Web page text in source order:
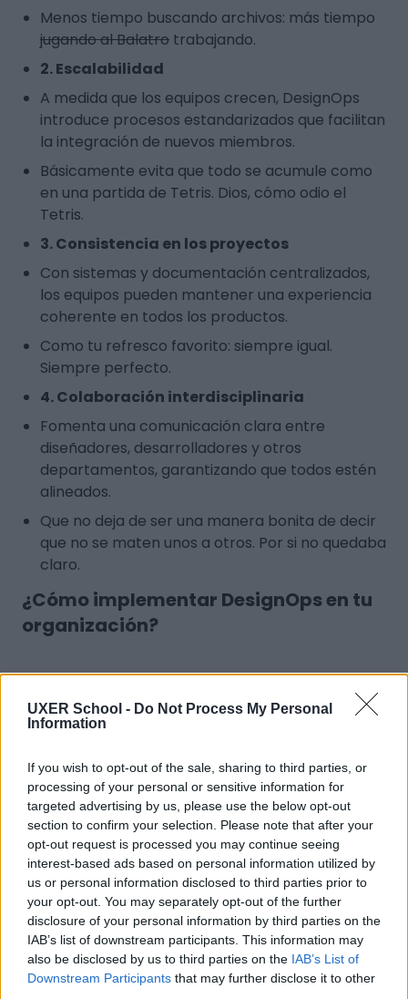
UXER School - Do Not Process My Personal
Information
If you wish to opt-out of the sale, sharing to third parties, or
processing of your personal or sensitive information for
targeted advertising by us, please use the below opt-out
section to confirm your selection. Please note that after your
opt-out request is processed you may continue seeing
interest-based ads based on personal information utilized by
us or personal information disclosed to third parties prior to
your opt-out. You may separately opt-out of the further
disclosure of your personal information by third parties on the
IAB’s list of downstream participants. This information may
also be disclosed by us to third parties on the IAB’s List of
Downstream Participants that may further disclose it to other
Menos tiempo buscando archivos: más tiempo
jugando al Balatro trabajando.
2. Escalabilidad
A medida que los equipos crecen, DesignOps
introduce procesos estandarizados que facilitan
la integración de nuevos miembros.
Básicamente evita que todo se acumule como
en una partida de Tetris. Dios, cómo odio el
Tetris.
3. Consistencia en los proyectos
Con sistemas y documentación centralizados,
los equipos pueden mantener una experiencia
coherente en todos los productos.
Como tu refresco favorito: siempre igual.
Siempre perfecto.
4. Colaboración interdisciplinaria
Fomenta una comunicación clara entre
diseñadores, desarrolladores y otros
departamentos, garantizando que todos estén
alineados.
Que no deja de ser una manera bonita de decir
que no se maten unos a otros. Por si no quedaba
claro.
¿Cómo implementar DesignOps en tu
organización?
Paso 1: Diagnóstico inicial
Identifica los problemas actuales en tus
procesos de diseño: ¿Hay tareas duplicadas?
Paso 2: Establece objetivos claros
Define metas medibles, como reducir los
tiempos de entrega o mejorar la comunicación
entre equipos.
Paso 3: Adopta herramientas adecuadas
Integrar plataformas comoFigma, Notiono
Miropuede simplificar la colaboración y
centralizar la información.
Paso 4: Crea una guía de diseño